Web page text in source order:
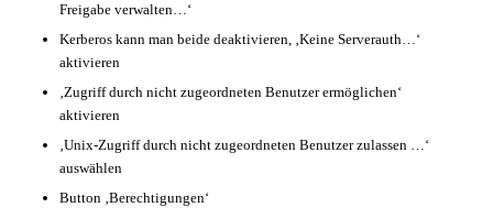
Freigabe verwalten…‘
Kerberos kann man beide deaktivieren, ‚Keine Serverauth…‘
aktivieren
‚Zugriff durch nicht zugeordneten Benutzer ermöglichen‘
aktivieren
‚Unix-Zugriff durch nicht zugeordneten Benutzer zulassen …‘
auswählen
Button ‚Berechtigungen‘